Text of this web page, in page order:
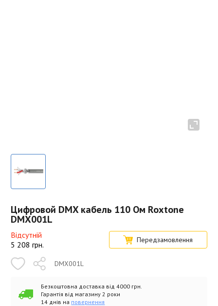
Цифровой DMX кабель 110 Ом Roxtone
DMX001L
Відсутній
5 208 грн. Передзамовлення
DMX001L
Безкоштовна доставка від 4000 грн.
Гарантія від магазину 2 роки
14 днів на повернення